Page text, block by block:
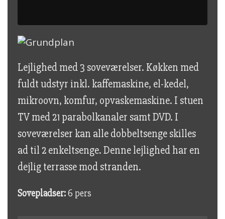
Lejlighed med 3 soveværelser. Køkken med
fuldt udstyr inkl. kaffemaskine, el-kedel,
mikroovn, komfur, opvaskemaskine. I stuen
TV med 21 parabolkanaler samt DVD. I
soveværelser kan alle dobbeltsenge skilles
ad til 2 enkeltsenge. Denne lejlighed har en
dejlig terrasse mod stranden.
Sovepladser:6 pers